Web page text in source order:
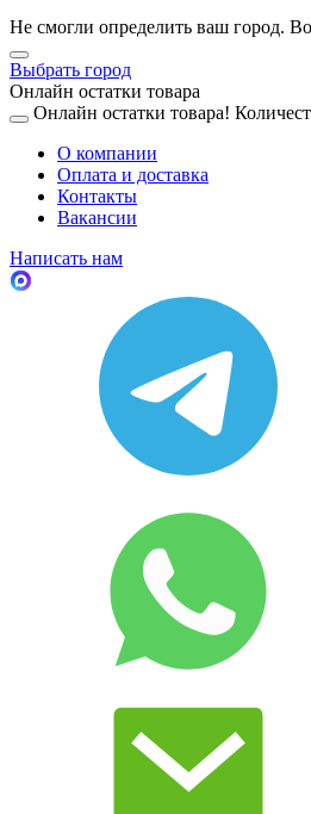
Не смогли определить ваш город.
Выбрать город
Онлайн остатки товара
Онлайн остатки товара!
О компании
Оплата и доставка
Контакты
Вакансии
Написать нам